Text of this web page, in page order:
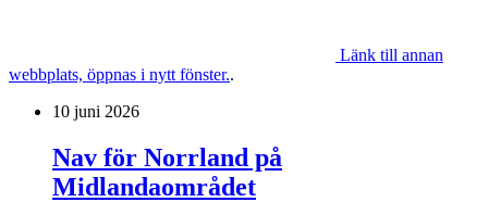
Länk till annan
webbplats, öppnas i nytt fönster..
10 juni 2026
Nav för Norrland på
Midlandaområdet